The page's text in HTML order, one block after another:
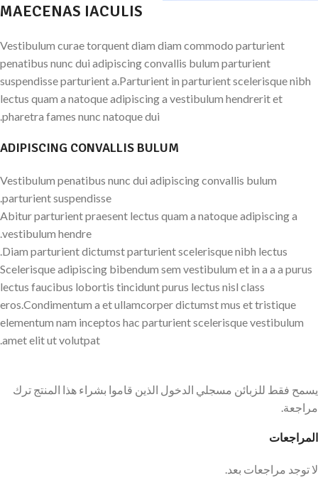
MAECENAS IACULIS
Vestibulum curae torquent diam diam commodo parturient
penatibus nunc dui adipiscing convallis bulum parturient
suspendisse parturient a.Parturient in parturient scelerisque nibh
lectus quam a natoque adipiscing a vestibulum hendrerit et
pharetra fames nunc natoque dui.
ADIPISCING CONVALLIS BULUM
Vestibulum penatibus nunc dui adipiscing convallis bulum
parturient suspendisse.
Abitur parturient praesent lectus quam a natoque adipiscing a
vestibulum hendre.
Diam parturient dictumst parturient scelerisque nibh lectus.
Scelerisque adipiscing bibendum sem vestibulum et in a a a purus
lectus faucibus lobortis tincidunt purus lectus nisl class
eros.Condimentum a et ullamcorper dictumst mus et tristique
elementum nam inceptos hac parturient scelerisque vestibulum
amet elit ut volutpat.
المراجعات
لا توجد مراجعات بعد.
يسمح فقط للزبائن مسجلي الدخول الذين قاموا بشراء هذا المنتج ترك
مراجعة.